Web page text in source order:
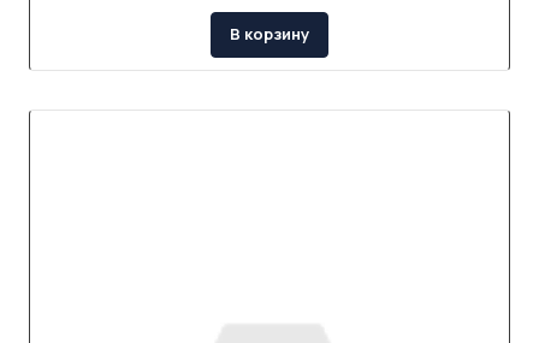
В корзину